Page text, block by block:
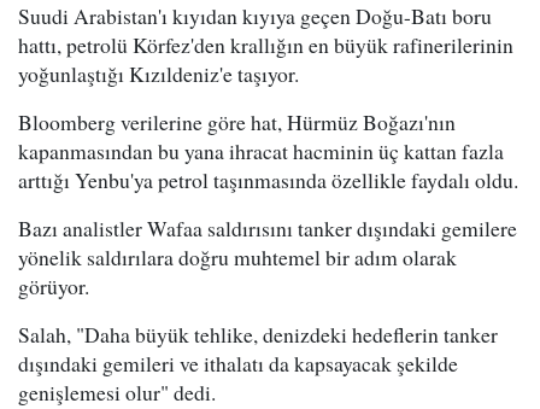
Suudi Arabistan'ı kıyıdan kıyıya geçen Doğu-Batı boru
hattı, petrolü Körfez'den krallığın en büyük rafinerilerinin
yoğunlaştığı Kızıldeniz'e taşıyor.
Bloomberg verilerine göre hat, Hürmüz Boğazı'nın
kapanmasından bu yana ihracat hacminin üç kattan fazla
arttığı Yenbu'ya petrol taşınmasında özellikle faydalı oldu.
Bazı analistler Wafaa saldırısını tanker dışındaki gemilere
yönelik saldırılara doğru muhtemel bir adım olarak
görüyor.
Salah, "Daha büyük tehlike, denizdeki hedeflerin tanker
dışındaki gemileri ve ithalatı da kapsayacak şekilde
genişlemesi olur" dedi.